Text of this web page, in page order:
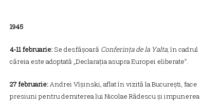
1945
4-11 februarie: Se desfășoară Conferința de la Yalta, în cadrul
căreia este adoptată „Declarația asupra Europei eliberate”.
27 februarie:Andrei Vîșinski, aflat în vizită la București, face
presiuni pentru demiterea lui Nicolae Rădescu și impunerea